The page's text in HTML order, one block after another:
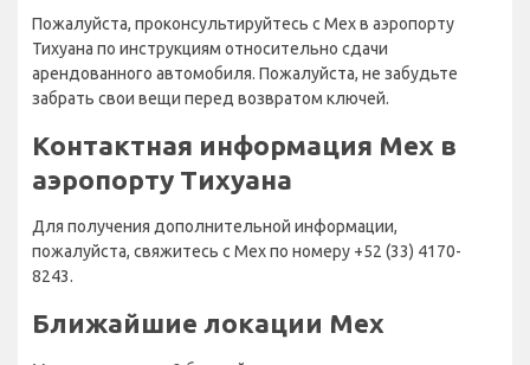
Пожалуйста, проконсультируйтесь с Mex в аэропорту
Тихуана по инструкциям относительно сдачи
арендованного автомобиля. Пожалуйста, не забудьте
забрать свои вещи перед возвратом ключей.
Контактная информация Mex в
аэропорту Тихуана
Для получения дополнительной информации,
пожалуйста, свяжитесь с Mex по номеру +52 (33) 4170-
8243.
Ближайшие локации Mex